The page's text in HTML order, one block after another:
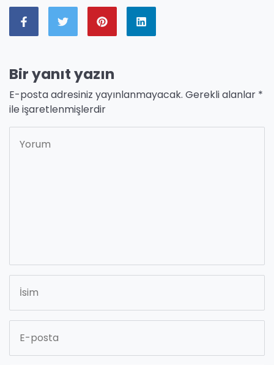
Bir yanıt yazın
E-posta adresiniz yayınlanmayacak. Gerekli alanlar *
ile işaretlenmişlerdir